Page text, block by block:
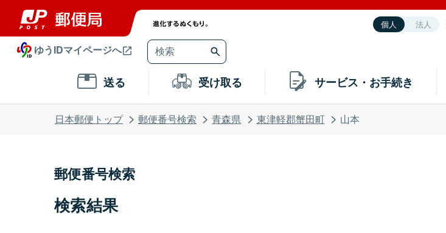
個人 法人
ゆうIDマイページへ
送る 受け取る サービス・お手続き
日本郵便トップ 郵便番号検索 青森県 東津軽郡蟹田町 山本
郵便番号検索
検索結果